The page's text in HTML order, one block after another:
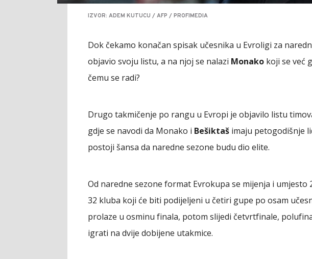
IZVOR: ADEM KUTUCU / AFP / PROFIMEDIA
Dok čekamo konačan spisak učesnika u Evroligi za
objavio svoju listu, a na njoj se nalazi Monako koji se već
čemu se radi?
Drugo takmičenje po rangu u Evropi je objavilo listu
gdje se navodi da Monako i Bešiktaš imaju petogodišnje
postoji šansa da naredne sezone budu dio elite.
Od naredne sezone format Evrokupa se mijenja i umjesto
32 kluba koji će biti podijeljeni u četiri gupe po osam
prolaze u osminu finala, potom slijedi četvrtfinale,
igrati na dvije dobijene utakmice.